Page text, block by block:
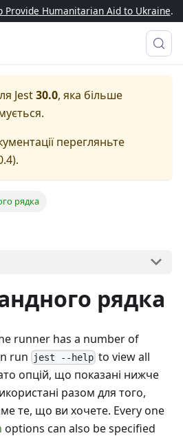
Provide Humanitarian Aid to Ukraine.
Jest30.0, яка більше
перегляньте
).
рядка
рядка
runner has a number of
run
jest --help to view all
опцій, що показані нижче
разом для того,
те, що ви хочете. Every one
options can also be specified